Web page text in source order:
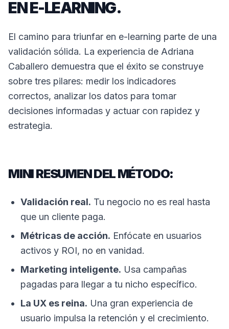
EN E-LEARNING.
El camino para triunfar en e-learning parte de una
validación sólida. La experiencia de Adriana
Caballero demuestra que el éxito se construye
sobre tres pilares: medir los indicadores
correctos, analizar los datos para tomar
decisiones informadas y actuar con rapidez y
estrategia.
MINI RESUMEN DEL MÉTODO:
Validación real. Tu negocio no es real hasta
que un cliente paga.
Métricas de acción. Enfócate en usuarios
activos y ROI, no en vanidad.
Marketing inteligente. Usa campañas
pagadas para llegar a tu nicho específico.
La UX es reina. Una gran experiencia de
usuario impulsa la retención y el crecimiento.